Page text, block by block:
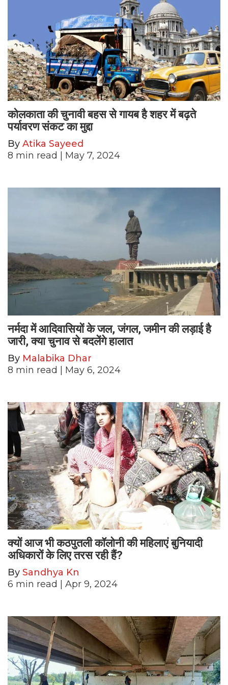
कोलकाता की चुनावी बहस से गायब है शहर में बढ़ते
पर्यावरण संकट का मुद्दा
By Atika Sayeed
8 min read | May 7, 2024
नर्मदा में आदिवासियों के जल, जंगल, जमीन की लड़ाई है
जारी, क्या चुनाव से बदलेंगे हालात
By Malabika Dhar
8 min read | May 6, 2024
क्यों आज भी कठपुतली कॉलोनी की महिलाएं बुनियादी
अधिकारों के लिए तरस रही हैं?
By Sandhya Kn
6 min read | Apr 9, 2024